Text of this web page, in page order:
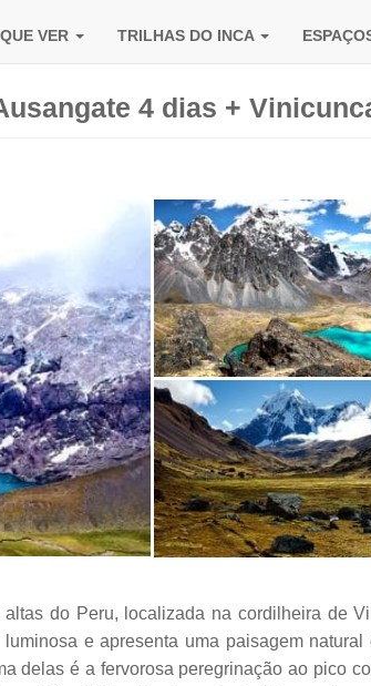
VER TRILHAS DO INCA
4 dias +
do Peru, localizada na cordilheira de
e apresenta uma paisagem
delas é a fervorosa peregrinação ao pico